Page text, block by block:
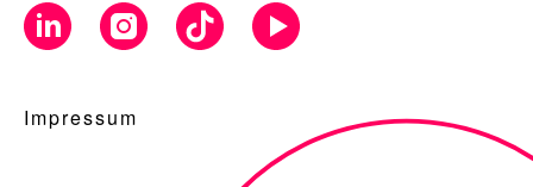
Impressum